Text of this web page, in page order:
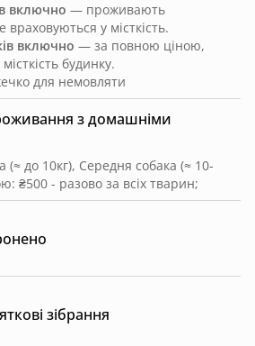
з домашніми
(≈ до 10кг), Середня собака (≈ 10-
₴500 - разово за всіх тварин;
включно — проживають
у місткість.
включно — за повною ціною,
будинку.
для немовляти
зібрання